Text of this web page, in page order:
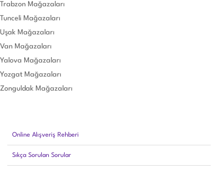
Online Alışveriş Rehberi
Sıkça Sorulan Sorular
Trabzon Mağazaları
Tunceli Mağazaları
Uşak Mağazaları
Van Mağazaları
Yalova Mağazaları
Yozgat Mağazaları
Zonguldak Mağazaları